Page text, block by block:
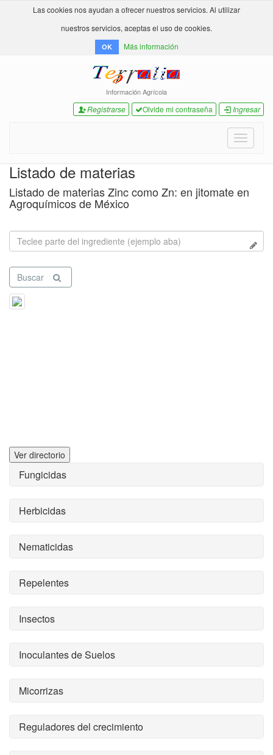
Las cookies nos ayudan a ofrecer nuestros servicios. Al utilizar
nuestros servicios, aceptas el uso de cookies.
OK Más información
Información Agrícola
Registrarse Olvide mi contraseña Ingresar
Toggle
Listado de materias
Listado de materias Zinc como Zn: en jitomate en
Agroquímicos de México
Buscar
Ver directorio
Fungicidas
Herbicidas
Nematicidas
Repelentes
Insectos
Inoculantes de Suelos
Micorrizas
Reguladores del crecimiento